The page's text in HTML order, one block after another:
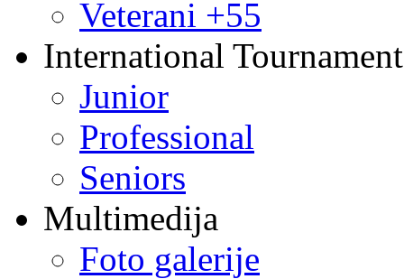
Veterani +55
International
Junior
Professional
Seniors
Multimedija
Foto galerije